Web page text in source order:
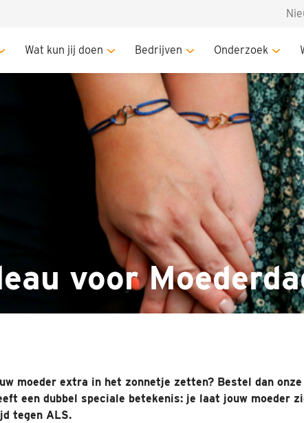
Wat kun jij doen Bedrijven Onderzoek
voor
moeder extra in het zonnetje zetten? Bestel dan onze
een dubbel speciale betekenis: je laat jouw moeder
tegen ALS.